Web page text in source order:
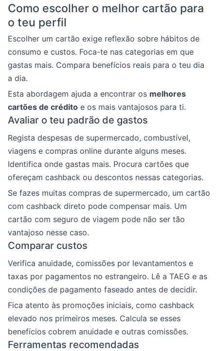
Como escolher o melhor cartão para
o teu perfil
Escolher um cartão exige reflexão sobre hábitos de
consumo e custos. Foca-te nas categorias em que
gastas mais. Compara benefícios reais para o teu dia
a dia.
Esta abordagem ajuda a encontrar os melhores
cartões de crédito e os mais vantajosos para ti.
Avaliar o teu padrão de gastos
Regista despesas de supermercado, combustível,
viagens e compras online durante alguns meses.
Identifica onde gastas mais. Procura cartões que
ofereçam cashback ou descontos nessas categorias.
Se fazes muitas compras de supermercado, um cartão
com cashback direto pode compensar mais. Um
cartão com seguro de viagem pode não ser tão
vantajoso nesse caso.
Comparar custos
Verifica anuidade, comissões por levantamentos e
taxas por pagamentos no estrangeiro. Lê a TAEG e as
condições de pagamento faseado antes de decidir.
Fica atento às promoções iniciais, como cashback
elevado nos primeiros meses. Calcula se esses
benefícios cobrem anuidade e outras comissões.
Ferramentas recomendadas